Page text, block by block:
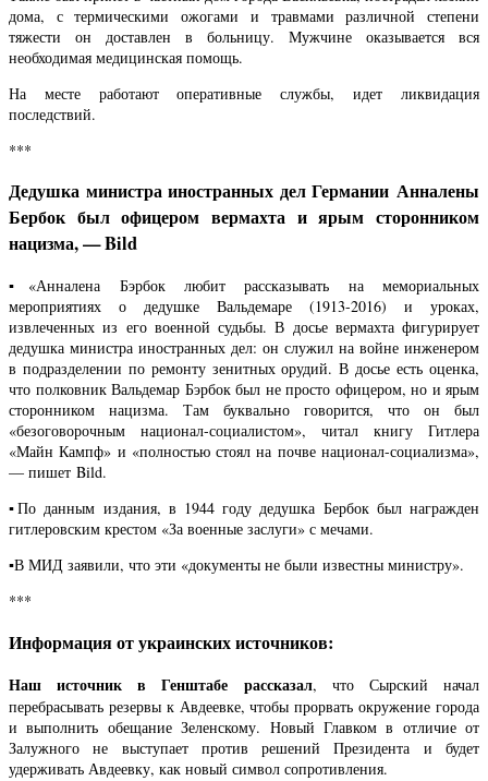
дома, с термическими ожогами и травмами различной степени
тяжести он доставлен в больницу. Мужчине оказывается вся
необходимая медицинская помощь.
На месте работают оперативные службы, идет ликвидация
последствий.
***
Дедушка министра иностранных дел Германии Анналены
Бербок был офицером вермахта и ярым сторонником
нацизма, — Bild
▪️«Анналена Бэрбок любит рассказывать на мемориальных
мероприятиях о дедушке Вальдемаре (1913-2016) и уроках,
извлеченных из его военной судьбы. В досье вермахта фигурирует
дедушка министра иностранных дел: он служил на войне инженером
в подразделении по ремонту зенитных орудий. В досье есть оценка,
что полковник Вальдемар Бэрбок был не просто офицером, но и ярым
сторонником нацизма. Там буквально говорится, что он был
«безоговорочным национал-социалистом», читал книгу Гитлера
«Майн Кампф» и «полностью стоял на почве национал-социализма»,
— пишет Bild.
▪️По данным издания, в 1944 году дедушка Бербок был награжден
гитлеровским крестом «За военные заслуги» с мечами.
▪️В МИД заявили, что эти «документы не были известны министру».
***
Информация от украинских источников:
Наш источник в Генштабе рассказал, что Сырский начал
перебрасывать резервы к Авдеевке, чтобы прорвать окружение города
и выполнить обещание Зеленскому. Новый Главком в отличие от
Залужного не выступает против решений Президента и будет
удерживать Авдеевку, как новый символ сопротивления.